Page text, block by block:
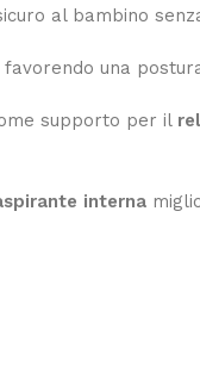
al bambino
favorendo una
supporto per il
interna